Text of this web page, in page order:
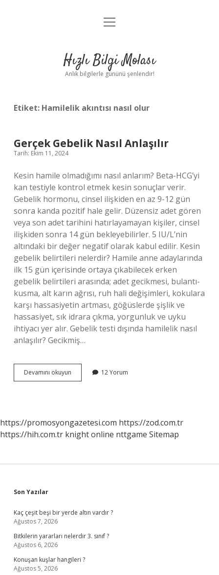
Anasayfa
Yasal Uyarı
menüyü
Hızlı Bilgi Molası
Anlık bilgilerle gününü şenlendir!
Etiket: Hamilelik akıntısı nasıl olur
Gerçek Gebelik Nasıl Anlaşılır
Tarih: Ekim 11, 2024
Kesin hamile olmadığımı nasıl anlarım? Beta-HCG’yi
kan testiyle kontrol etmek kesin sonuçlar verir.
Gebelik hormonu, cinsel ilişkiden en az 9-12 gün
sonra kanda pozitif hale gelir. Düzensiz adet gören
veya son adet tarihini hatırlayamayan kişiler, cinsel
ilişkiden sonra 14 gün bekleyebilirler. 5 IU/L’nin
altındaki bir değer negatif olarak kabul edilir. Kesin
gebelik belirtileri nelerdir? Hamile anne adaylarında
ilk 15 gün içerisinde ortaya çıkabilecek erken
gebelik belirtileri arasında; adet gecikmesi, bulantı-
kusma, alt karın ağrısı, ruh hali değişimleri, kokulara
karşı hassasiyetin artması, göğüslerde şişlik ve
hassasiyet, sık idrara çıkma, yorgunluk ve uyku
ihtiyacı yer alır. Gebelik testi dışında hamilelik nasıl
anlaşılır? Gecikmiş…
Devamını okuyun
Gebelik
12 Yorum
https://promosyongazetesi.com https://zod.com.tr
https://hih.com.tr knight online nttgame Sitemap
Sidebar
Son Yazılar
Kaç çeşit beşi bir yerde altın vardır ?
Ağustos 7, 2026
Bitkilerin yararları nelerdir 3. sınıf ?
Ağustos 6, 2026
Konuşan kuşlar hangileri ?
Ağustos 5, 2026